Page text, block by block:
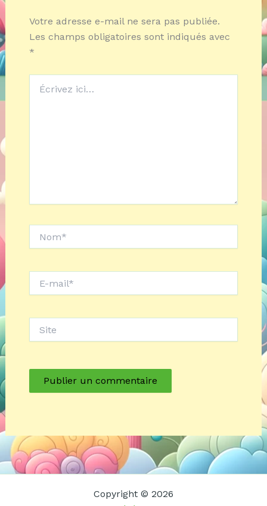
Votre adresse e-mail ne sera pas publiée.
Les champs obligatoires sont indiqués avec
*
ici…
mail*
Copyright © 2026